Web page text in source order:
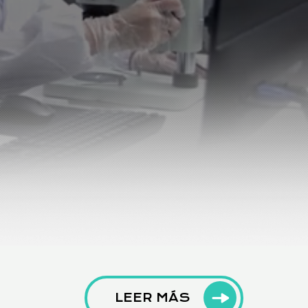
LEER MÁS